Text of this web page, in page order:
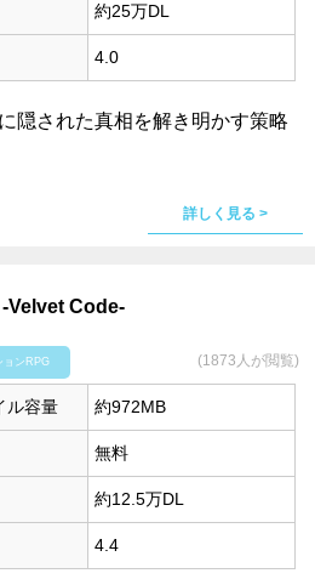
約25万DL
4.0
隠された真相を解き明かす策略
詳しく見る >
-Velvet Code-
ョンRPG (1873人が閲覧)
ル容量 約972MB
無料
約12.5万DL
4.4